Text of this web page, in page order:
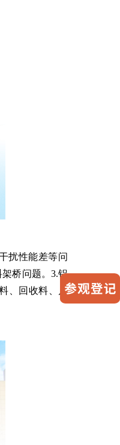
扰性能差等问
桥问题。3.铝
、回收料、片